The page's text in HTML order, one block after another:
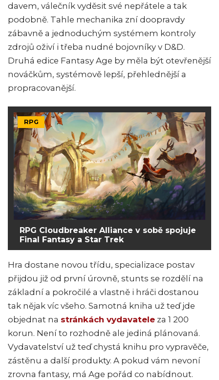
davem, válečník vyděsit své nepřátele a tak
podobně. Tahle mechanika zní doopravdy
zábavně a jednoduchým systémem kontroly
zdrojů oživí i třeba nudné bojovníky v D&D.
Druhá edice Fantasy Age by měla být otevřenější
nováčkům, systémově lepší, přehlednější a
propracovanější.
RPG
RPG Cloudbreaker Alliance v sobě spojuje
Final Fantasy a Star Trek
Hra dostane novou třídu, specializace postav
přijdou již od první úrovně, stunts se rozdělí na
základní a pokročilé a vlastně i hráči dostanou
tak nějak víc všeho. Samotná kniha už teď jde
objednat na stránkách vydavatele za 1 200
korun. Není to rozhodně ale jediná plánovaná.
Vydavatelství už teď chystá knihu pro vypravěče,
zástěnu a další produkty. A pokud vám nevoní
zrovna fantasy, má Age pořád co nabídnout.